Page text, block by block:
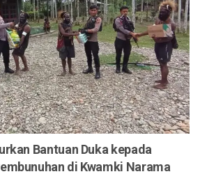
Bantuan Duka kepada
di Kwamki Narama